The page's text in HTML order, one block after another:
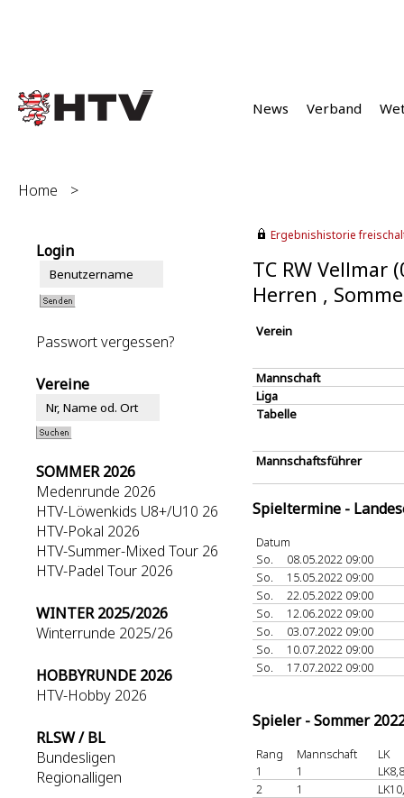
News Verband
Home >
Login
Passwort vergessen?
Vereine
SOMMER 2026
Medenrunde 2026
HTV-Löwenkids U8+/U10 26
HTV-Pokal 2026
HTV-Summer-Mixed Tour 26
HTV-Padel Tour 2026
WINTER 2025/2026
Winterrunde 2025/26
HOBBYRUNDE 2026
HTV-Hobby 2026
RLSW / BL
Bundesligen
Regionalligen
Ergebnishistorie
TC RW Vellmar
Herren ,
Verein
Mannschaft
Liga
Tabelle
Mannschaftsführer
Spieltermine -
Datum
So.
08.05.2022 09:00
So.
15.05.2022 09:00
So.
22.05.2022 09:00
So.
12.06.2022 09:00
So.
03.07.2022 09:00
So.
10.07.2022 09:00
So.
17.07.2022 09:00
Spieler - Sommer
Rang Mannschaft
LK
1
1
LK8,8
2
1